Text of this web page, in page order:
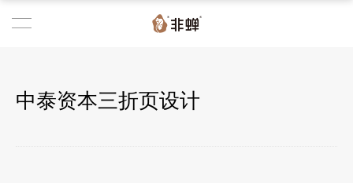
中泰资本三折页设计